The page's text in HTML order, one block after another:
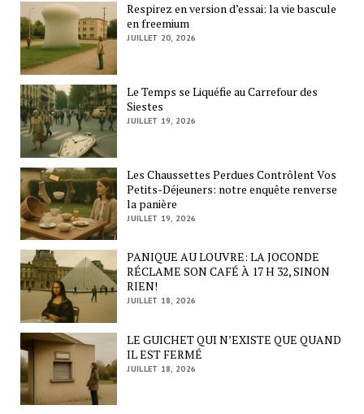
Respirez en version d’essai: la vie bascule
en freemium
JUILLET 20, 2026
Le Temps se Liquéfie au Carrefour des
Siestes
JUILLET 19, 2026
Les Chaussettes Perdues Contrôlent Vos
Petits-Déjeuners: notre enquête renverse
la panière
JUILLET 19, 2026
PANIQUE AU LOUVRE: LA JOCONDE
RÉCLAME SON CAFÉ À 17 H 32, SINON
RIEN!
JUILLET 18, 2026
LE GUICHET QUI N’EXISTE QUE QUAND
IL EST FERMÉ
JUILLET 18, 2026